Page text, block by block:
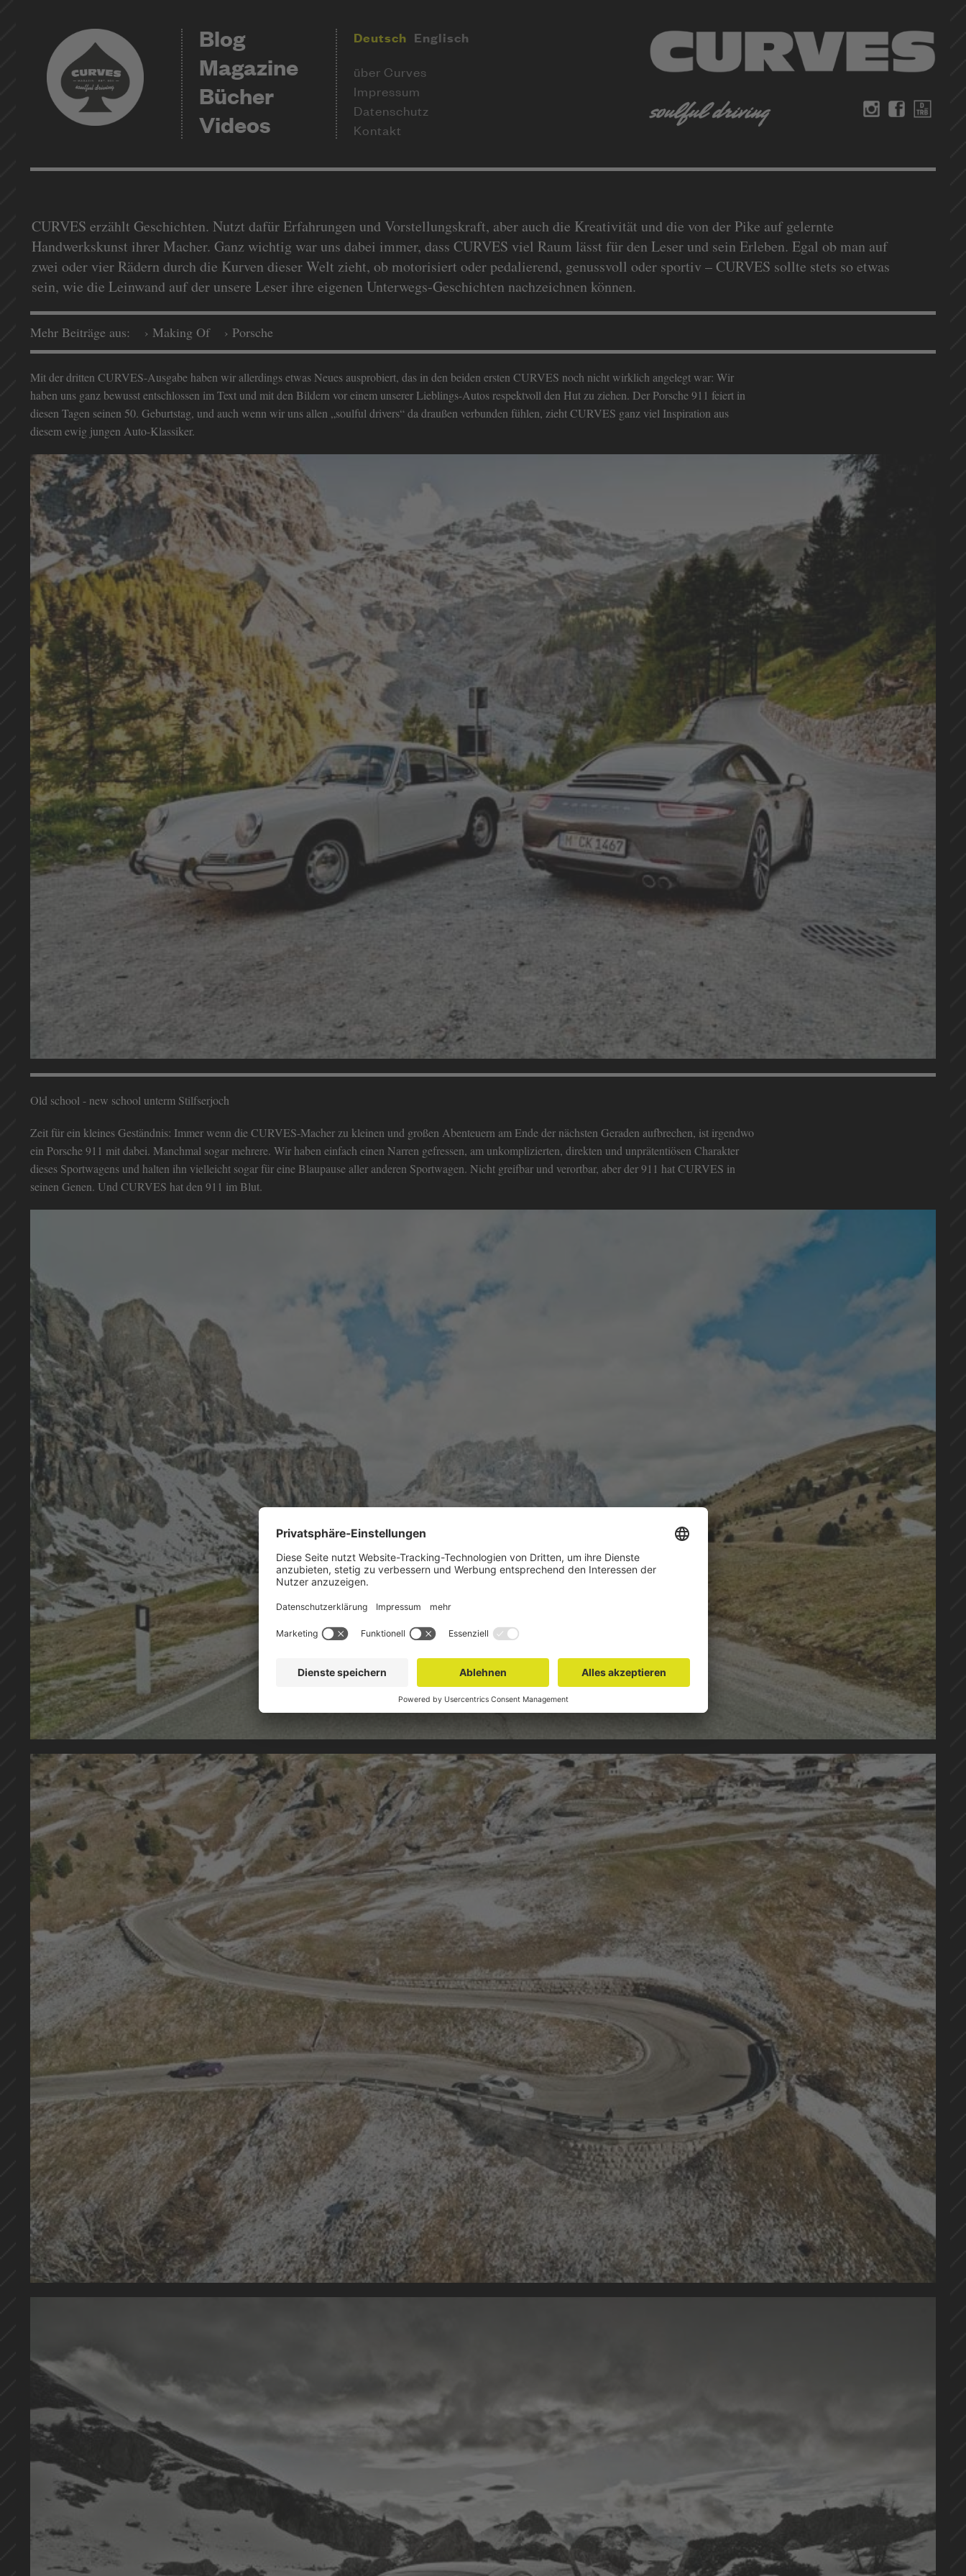
Blog
Magazine
Bücher
Videos
Deutsch Englisch
über Curves
Impressum
Datenschutz
Kontakt
CURVES erzählt Geschichten. Nutzt dafür Erfahrungen und Vorstellungskraft, aber auch die Kreativität und die von der Pike auf gelernte
Handwerkskunst ihrer Macher. Ganz wichtig war uns dabei immer, dass CURVES viel Raum lässt für den Leser und sein Erleben. Egal ob man auf
zwei oder vier Rädern durch die Kurven dieser Welt zieht, ob motorisiert oder pedalierend, genussvoll oder sportiv – CURVES sollte stets so etwas
sein, wie die Leinwand auf der unsere Leser ihre eigenen Unterwegs-Geschichten nachzeichnen können.
Mehr Beiträge aus: › Making Of › Porsche
Mit der dritten CURVES-Ausgabe haben wir allerdings etwas Neues ausprobiert, das in den beiden ersten CURVES noch nicht wirklich angelegt war: Wir
haben uns ganz bewusst entschlossen im Text und mit den Bildern vor einem unserer Lieblings-Autos respektvoll den Hut zu ziehen. Der Porsche 911 feiert in
diesen Tagen seinen 50. Geburtstag, und auch wenn wir uns allen „soulful drivers“ da draußen verbunden fühlen, zieht CURVES ganz viel Inspiration aus
diesem ewig jungen Auto-Klassiker.
Old school - new school unterm Stilfserjoch
Zeit für ein kleines Geständnis: Immer wenn die CURVES-Macher zu kleinen und großen Abenteuern am Ende der nächsten Geraden aufbrechen, ist irgendwo
ein Porsche 911 mit dabei. Manchmal sogar mehrere. Wir haben einfach einen Narren gefressen, am unkomplizierten, direkten und unprätentiösen Charakter
dieses Sportwagens und halten ihn vielleicht sogar für eine Blaupause aller anderen Sportwagen. Nicht greifbar und verortbar, aber der 911 hat CURVES in
seinen Genen. Und CURVES hat den 911 im Blut.